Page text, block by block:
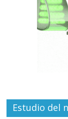
Estudio del